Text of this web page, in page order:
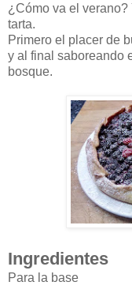
¿Cómo va el verano?
tarta.
Primero el placer de
y al final saboreando
bosque.
Ingredientes
Para la base